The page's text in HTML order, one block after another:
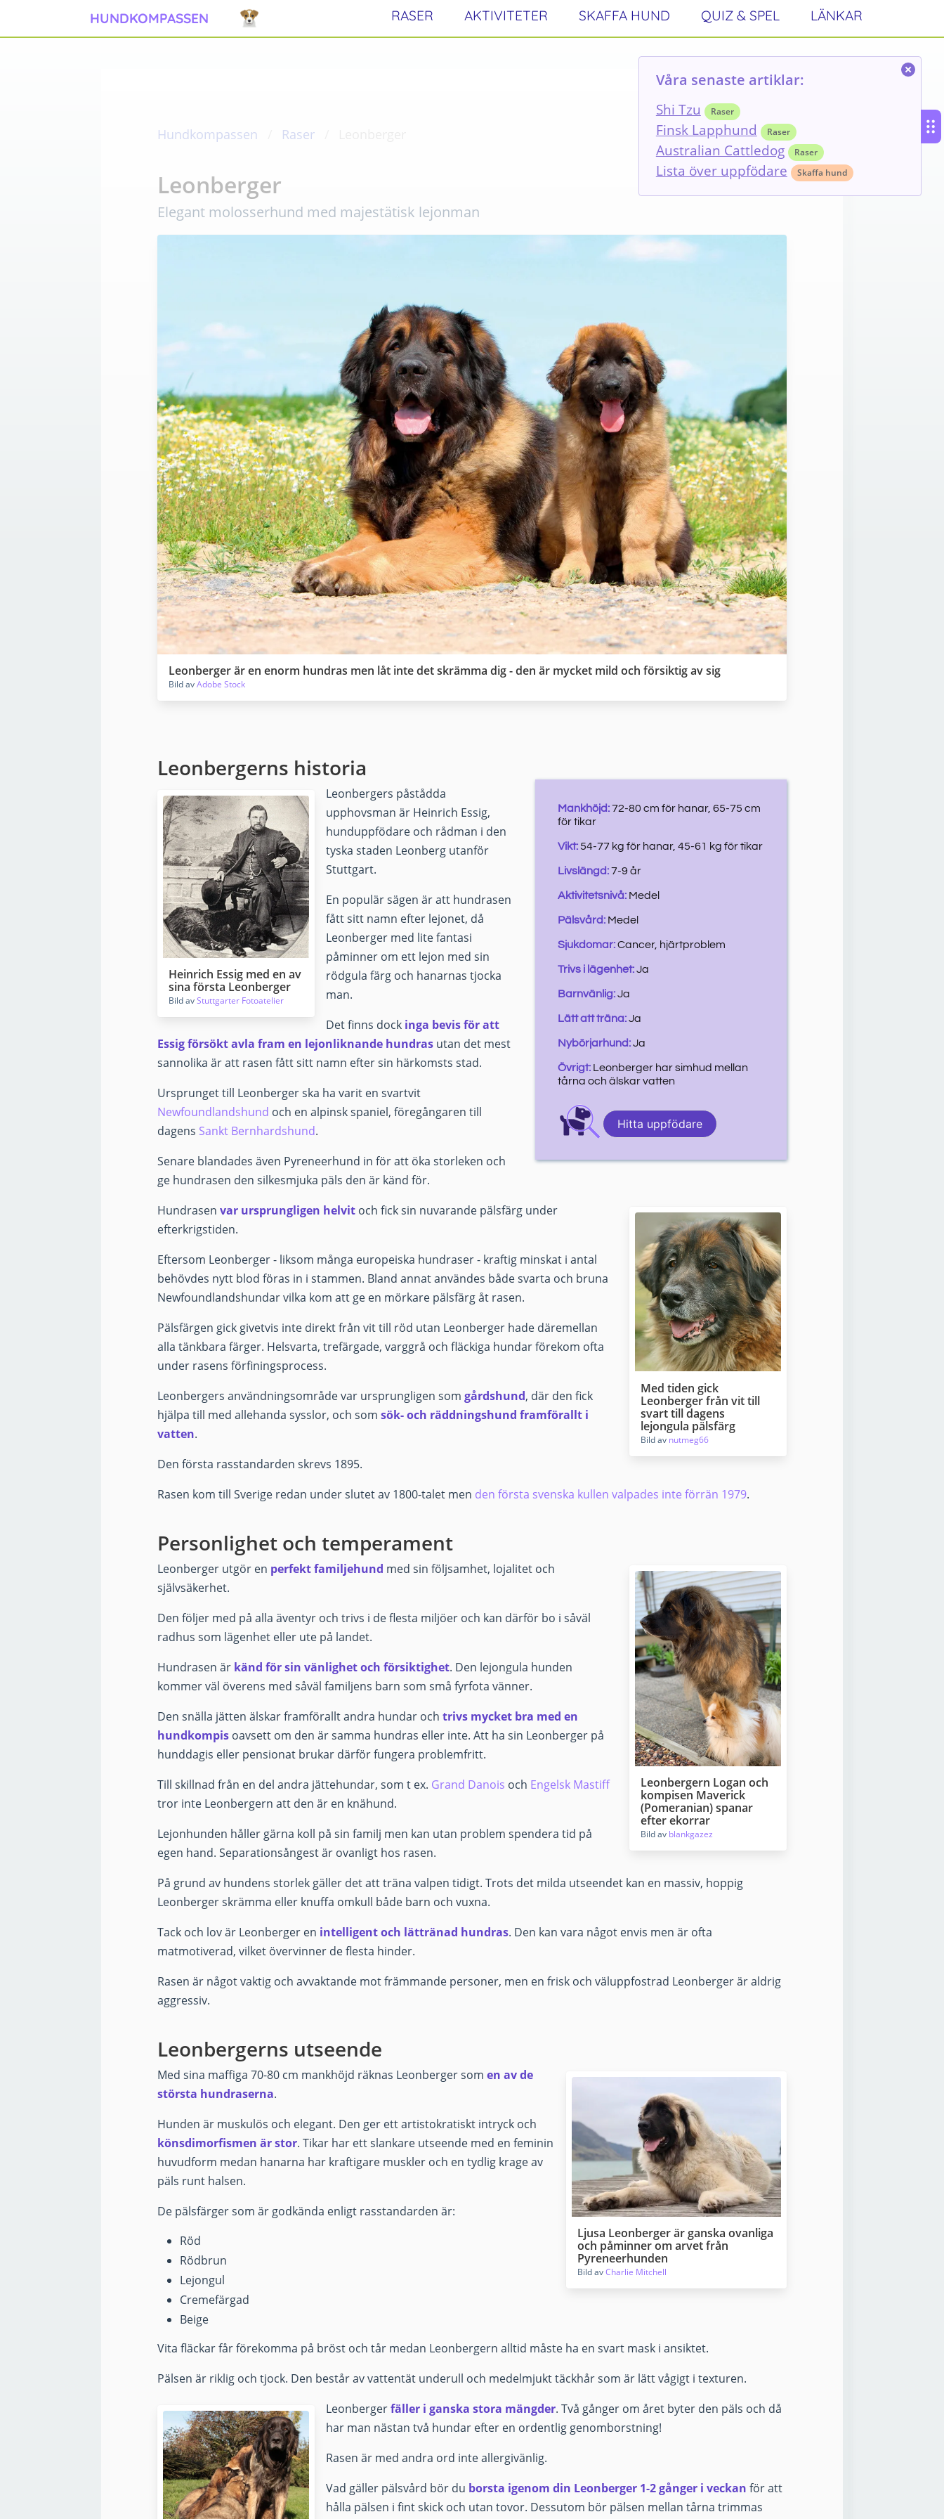
Våra senaste artiklar:
Shi Tzu
Raser
Finsk Lapphund Raser
Australian Cattledog Raser
Lista över uppfödare Skaffa hund
HUNDKOMPASSEN RASER AKTIVITETER SKAFFA HUND QUIZ & SPEL LÄNKAR
Hundkompassen Raser Dela Twittra
Leonberger
Elegant molosserhund med majestätisk lejonman
Leonberger är en enorm hundras men låt inte det skrämma dig - den är mycket mild och försiktig av sig
Bild avAdobe Stock
Mankhöjd:72-80 cm för hanar, 65-75 cm
för tikar
Vikt:54-77 kg för hanar, 45-61 kg för tikar
Livslängd:7-9 år
Aktivitetsnivå:Medel
Pälsvård:Medel
Sjukdomar:Cancer, hjärtproblem
Trivs i lägenhet:Ja
Barnvänlig:Ja
Lätt att träna:Ja
Nybörjarhund:Ja
Övrigt:Leonberger har simhud mellan
tårna och älskar vatten
Hitta uppfödare
Leonbergerns historia
Heinrich Essig med en av
sina första Leonberger
Bild avStuttgarter Fotoatelier
Leonbergers påstådda
upphovsman är Heinrich Essig,
hunduppfödare och rådman i den
tyska staden Leonberg utanför
Stuttgart.
En populär sägen är att hundrasen
fått sitt namn efter lejonet, då
Leonberger med lite fantasi
påminner om ett lejon med sin
rödgula färg och hanarnas tjocka
man.
Det finns dock inga bevis för att
Essig försökt avla fram en lejonliknande hundras utan det mest
sannolika är att rasen fått sitt namn efter sin härkomsts stad.
Ursprunget till Leonberger ska ha varit en svartvit
Newfoundlandshund och en alpinsk spaniel, föregångaren till
dagens Sankt Bernhardshund.
Senare blandades även Pyreneerhund in för att öka storleken och
ge hundrasen den silkesmjuka päls den är känd för.
Med tiden gick
Leonberger från vit till
svart till dagens
lejongula pälsfärg
Bild av nutmeg66
Hundrasen var ursprungligen helvit och fick sin nuvarande pälsfärg under
efterkrigstiden.
Eftersom Leonberger - liksom många europeiska hundraser - kraftig minskat i antal
behövdes nytt blod föras in i stammen. Bland annat användes både svarta och bruna
Newfoundlandshundar vilka kom att ge en mörkare pälsfärg åt rasen.
Pälsfärgen gick givetvis inte direkt från vit till röd utan Leonberger hade däremellan
alla tänkbara färger. Helsvarta, trefärgade, varggrå och fläckiga hundar förekom ofta
under rasens förfiningsprocess.
Leonbergers användningsområde var ursprungligen som gårdshund, där den fick
hjälpa till med allehanda sysslor, och som sök- och räddningshund framförallt i
vatten.
Den första rasstandarden skrevs 1895.
Rasen kom till Sverige redan under slutet av 1800-talet men den första svenska kullen valpades inte förrän 1979.
Personlighet och temperament
Leonbergern Logan och
kompisen Maverick
(Pomeranian) spanar
efter ekorrar
Bild av blankgazez
Leonberger utgör en perfekt familjehund med sin följsamhet, lojalitet och
självsäkerhet.
Den följer med på alla äventyr och trivs i de flesta miljöer och kan därför bo i såväl
radhus som lägenhet eller ute på landet.
Hundrasen är känd för sin vänlighet och försiktighet. Den lejongula hunden
kommer väl överens med såväl familjens barn som små fyrfota vänner.
Den snälla jätten älskar framförallt andra hundar och trivs mycket bra med en
hundkompis oavsett om den är samma hundras eller inte. Att ha sin Leonberger på
hunddagis eller pensionat brukar därför fungera problemfritt.
Till skillnad från en del andra jättehundar, som t ex. Grand Danois och Engelsk Mastiff
tror inte Leonbergern att den är en knähund.
Lejonhunden håller gärna koll på sin familj men kan utan problem spendera tid på
egen hand. Separationsångest är ovanligt hos rasen.
På grund av hundens storlek gäller det att träna valpen tidigt. Trots det milda utseendet kan en massiv, hoppig
Leonberger skrämma eller knuffa omkull både barn och vuxna.
Tack och lov är Leonberger en intelligent och lättränad hundras. Den kan vara något envis men är ofta
matmotiverad, vilket övervinner de flesta hinder.
Rasen är något vaktig och avvaktande mot främmande personer, men en frisk och väluppfostrad Leonberger är aldrig
aggressiv.
Leonbergerns utseende
Ljusa Leonberger är ganska ovanliga
och påminner om arvet från
Pyreneerhunden
Bild avCharlie Mitchell
Med sina maffiga 70-80 cm mankhöjd räknas Leonberger som en av de
största hundraserna.
Hunden är muskulös och elegant. Den ger ett artistokratiskt intryck och
könsdimorfismen är stor. Tikar har ett slankare utseende med en feminin
huvudform medan hanarna har kraftigare muskler och en tydlig krage av
päls runt halsen.
De pälsfärger som är godkända enligt rasstandarden är:
Röd
Rödbrun
Lejongul
Cremefärgad
Beige
Vita fläckar får förekomma på bröst och tår medan Leonbergern alltid måste ha en svart mask i ansiktet.
Pälsen är riklig och tjock. Den består av vattentät underull och medelmjukt täckhår som är lätt vågigt i texturen.
Leonbergerfäller i ganska stora mängder. Två gånger om året byter den päls och då
har man nästan två hundar efter en ordentlig genomborstning!
Rasen är med andra ord inte allergivänlig.
Vad gäller pälsvård bör du borsta igenom din Leonberger 1-2 gånger i veckan för att
hålla pälsen i fint skick och utan tovor. Dessutom bör pälsen mellan tårna trimmas